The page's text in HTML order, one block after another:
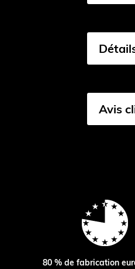
Avis
80 % de fabrication